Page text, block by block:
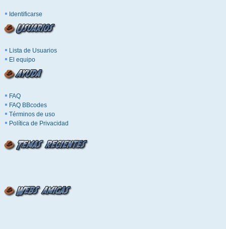
Identificarse
Lista de Usuarios
El equipo
FAQ
FAQ BBcodes
Términos de uso
Política de Privacidad